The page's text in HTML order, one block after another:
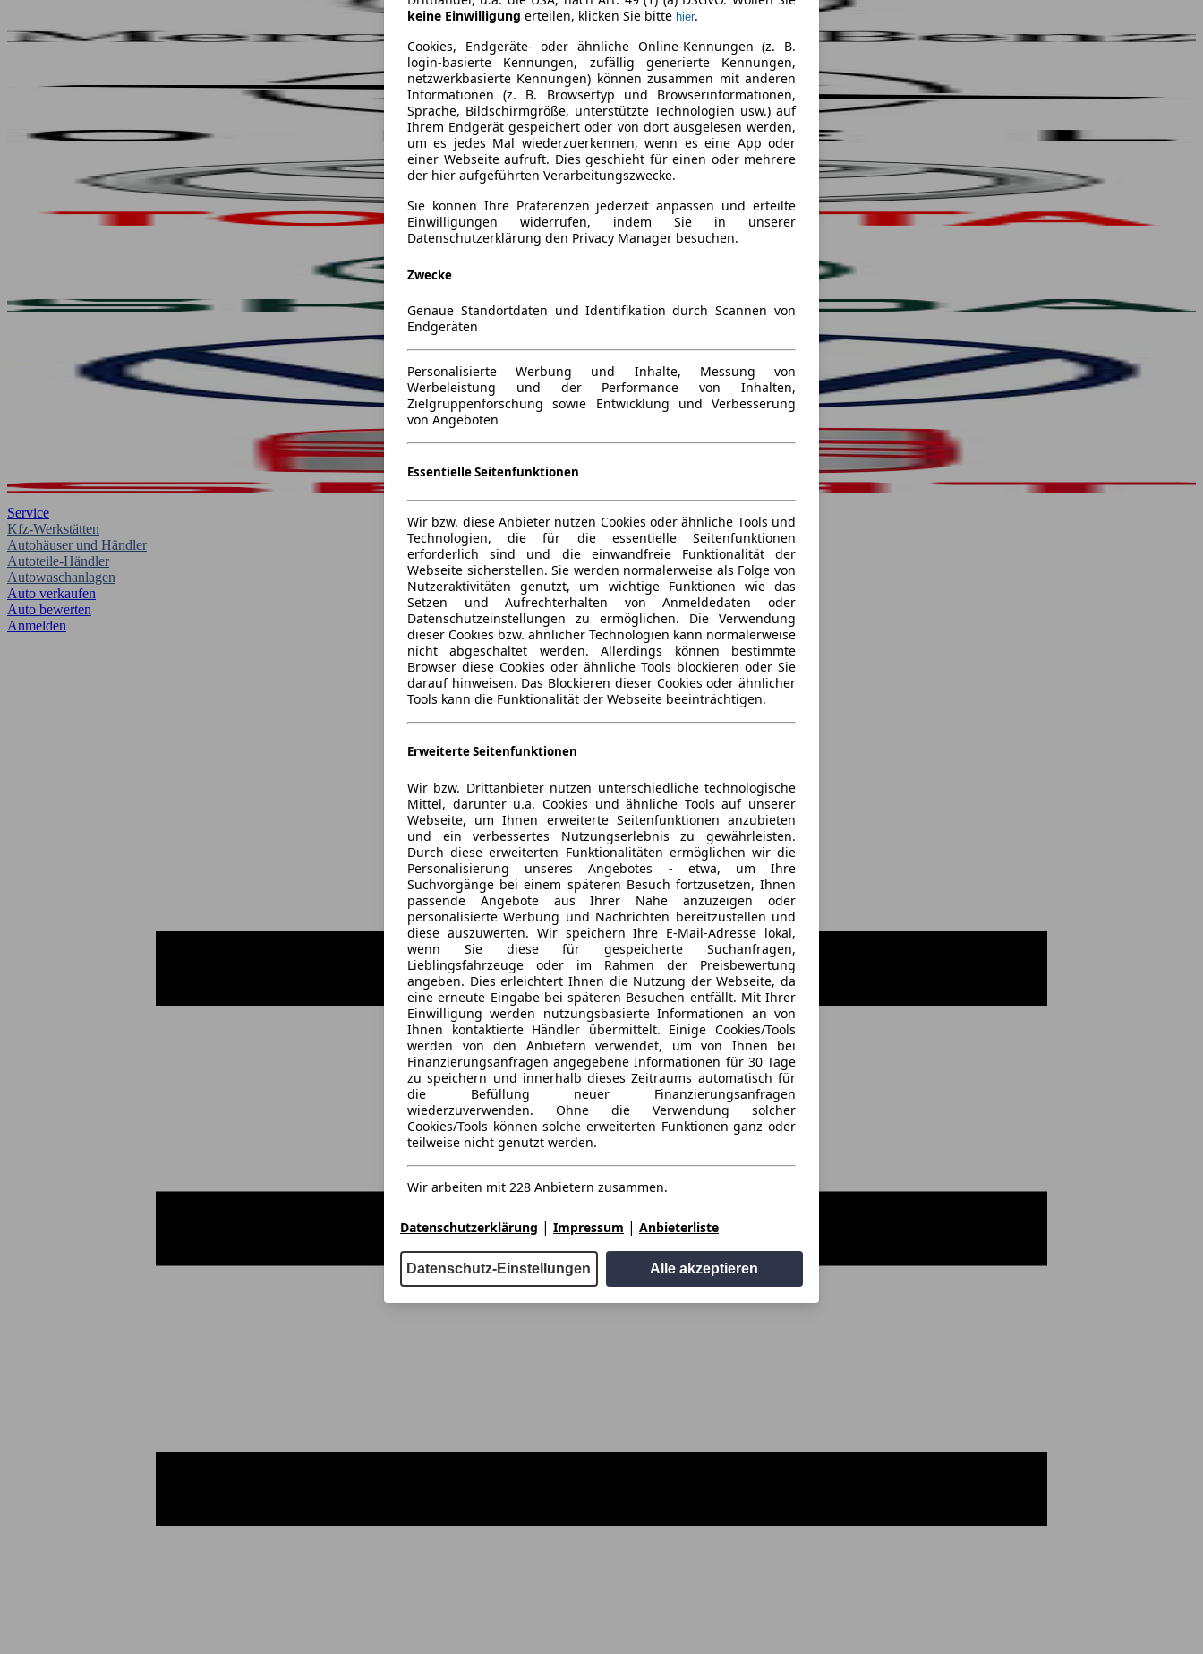
Service
Kfz-Werkstätten
Autohäuser und Händler
Autoteile-Händler
Autowaschanlagen
Auto verkaufen
Auto bewerten
Anmelden
keine Einwilligung erteilen, klicken Sie bitte hier.
Cookies, Endgeräte- oder ähnliche Online-Kennungen (z. B.
login-basierte Kennungen, zufällig generierte Kennungen,
netzwerkbasierte Kennungen) können zusammen mit anderen
Informationen (z. B. Browsertyp und Browserinformationen,
Sprache, Bildschirmgröße, unterstützte Technologien usw.) auf
Ihrem Endgerät gespeichert oder von dort ausgelesen werden,
um es jedes Mal wiederzuerkennen, wenn es eine App oder
einer Webseite aufruft. Dies geschieht für einen oder mehrere
der hier aufgeführten Verarbeitungszwecke.
Sie können Ihre Präferenzen jederzeit anpassen und erteilte
Einwilligungen widerrufen, indem Sie in unserer
Datenschutzerklärung den Privacy Manager besuchen.
Zwecke
Genaue Standortdaten und Identifikation durch Scannen von
Endgeräten
Personalisierte Werbung und Inhalte, Messung von
Werbeleistung und der Performance von Inhalten,
Zielgruppenforschung sowie Entwicklung und Verbesserung
von Angeboten
Essentielle Seitenfunktionen
Wir bzw. diese Anbieter nutzen Cookies oder ähnliche Tools und
Technologien, die für die essentielle Seitenfunktionen
erforderlich sind und die einwandfreie Funktionalität der
Webseite sicherstellen. Sie werden normalerweise als Folge von
Nutzeraktivitäten genutzt, um wichtige Funktionen wie das
Setzen und Aufrechterhalten von Anmeldedaten oder
Datenschutzeinstellungen zu ermöglichen. Die Verwendung
dieser Cookies bzw. ähnlicher Technologien kann normalerweise
nicht abgeschaltet werden. Allerdings können bestimmte
Browser diese Cookies oder ähnliche Tools blockieren oder Sie
darauf hinweisen. Das Blockieren dieser Cookies oder ähnlicher
Tools kann die Funktionalität der Webseite beeinträchtigen.
Erweiterte Seitenfunktionen
Wir bzw. Drittanbieter nutzen unterschiedliche technologische
Mittel, darunter u.a. Cookies und ähnliche Tools auf unserer
Webseite, um Ihnen erweiterte Seitenfunktionen anzubieten
und ein verbessertes Nutzungserlebnis zu gewährleisten.
Durch diese erweiterten Funktionalitäten ermöglichen wir die
Personalisierung unseres Angebotes - etwa, um Ihre
Suchvorgänge bei einem späteren Besuch fortzusetzen, Ihnen
passende Angebote aus Ihrer Nähe anzuzeigen oder
personalisierte Werbung und Nachrichten bereitzustellen und
diese auszuwerten. Wir speichern Ihre E-Mail-Adresse lokal,
wenn Sie diese für gespeicherte Suchanfragen,
Lieblingsfahrzeuge oder im Rahmen der Preisbewertung
angeben. Dies erleichtert Ihnen die Nutzung der Webseite, da
eine erneute Eingabe bei späteren Besuchen entfällt. Mit Ihrer
Einwilligung werden nutzungsbasierte Informationen an von
Ihnen kontaktierte Händler übermittelt. Einige Cookies/Tools
werden von den Anbietern verwendet, um von Ihnen bei
Finanzierungsanfragen angegebene Informationen für 30 Tage
zu speichern und innerhalb dieses Zeitraums automatisch für
die Befüllung neuer Finanzierungsanfragen
wiederzuverwenden. Ohne die Verwendung solcher
Cookies/Tools können solche erweiterten Funktionen ganz oder
teilweise nicht genutzt werden.
Wir arbeiten mit 228 Anbietern zusammen.
Datenschutzerklärung | Impressum | Anbieterliste
Datenschutz-Einstellungen Alle akzeptieren